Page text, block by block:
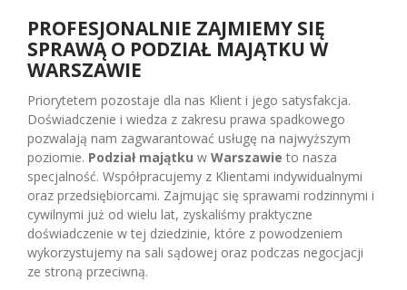
PROFESJONALNIE ZAJMIEMY SIĘ
SPRAWĄ O PODZIAŁ MAJĄTKU W
WARSZAWIE
Priorytetem pozostaje dla nas Klient i jego satysfakcja.
Doświadczenie i wiedza z zakresu prawa spadkowego
pozwalają nam zagwarantować usługę na najwyższym
poziomie. Podział majątku w Warszawie to nasza
specjalność. Współpracujemy z Klientami indywidualnymi
oraz przedsiębiorcami. Zajmując się sprawami rodzinnymi i
cywilnymi już od wielu lat, zyskaliśmy praktyczne
doświadczenie w tej dziedzinie, które z powodzeniem
wykorzystujemy na sali sądowej oraz podczas negocjacji
ze stroną przeciwną.